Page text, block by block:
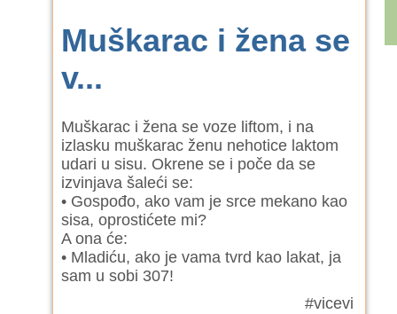
Muškarac i žena se
v...
Muškarac i žena se voze liftom, i na
izlasku muškarac ženu nehotice laktom
udari u sisu. Okrene se i poče da se
izvinjava šaleći se:
• Gospođo, ako vam je srce mekano kao
sisa, oprostićete mi?
A ona će:
• Mladiću, ako je vama tvrd kao lakat, ja
sam u sobi 307!
#vicevi